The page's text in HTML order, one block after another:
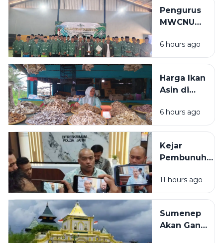
Sapi Asli
Sampang
Pengurus
MWCNU
Mandangin
2026-2031
Dilantik, Ini
Susunan
6 hours ago
Harga Ikan
Asin di
Tembus
Rp80 Ribu
Kilogram,
Pembeli:
Mahal dari
Ayam
6 hours ago
Kejar
Pembunuh
Bangkalan
hingga
dan Sulawesi,
Polisi:
11 hours ago
Sumenep
Akan Ganti